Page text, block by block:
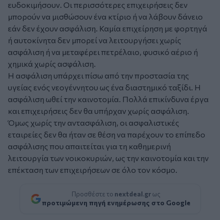
ευδοκιμήσουν. Οι περισσότερες επιχειρήσεις δεν
μπορούν να μισθώσουν ένα κτίριο ή να λάβουν δάνειο
εάν δεν έχουν ασφάλιση. Καμία επιχείρηση με φορτηγά
ή αυτοκίνητα δεν μπορεί να λειτουργήσει χωρίς
ασφάλιση ή να μεταφέρει πετρέλαιο, φυσικό αέριο ή
χημικά χωρίς ασφάλιση.
Η ασφάλιση υπάρχει πίσω από την προστασία της
υγείας ενός νεογέννητου ως ένα διαστημικό ταξίδι. Η
ασφάλιση ωθεί την καινοτομία. Πολλά επικίνδυνα έργα
και επιχειρήσεις δεν θα υπήρχαν χωρίς ασφάλιση.
Όμως χωρίς την αντασφάλιση, οι ασφαλιστικές
εταιρείες δεν θα ήταν σε θέση να παρέχουν το επίπεδο
ασφάλισης που απαιτείται για τη καθημερινή
λειτουργία των νοικοκυριών, ως την καινοτομία και την
επέκταση των επιχειρήσεων σε όλο τον κόσμο.
Προσθέστε το nextdeal.gr ως
προτιμώμενη πηγή ενημέρωσης στο Google